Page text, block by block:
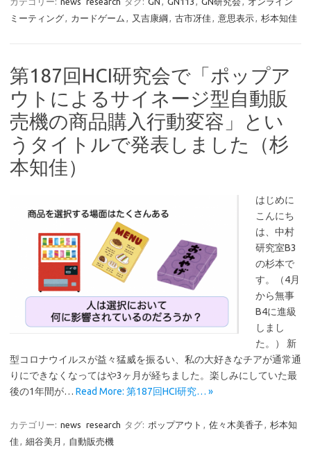
ミーティング, カードゲーム , 又吉康綱 , 古市冴佳, 意思表示, 杉本知佳
第187回HCI研究会で「ポップア
ウトによるサイネージ型自動販
売機の商品購入行動変容」とい
うタイトルで発表しました（杉
本知佳）
はじめに
こんにち
は、中村
研究室B3
の杉本で
す。（4月
から無事
B4に進級
しまし
た。） 新
型コロナウイルスが益々猛威を振るい、私の大好きなチアが通常通
りにできなくなってはや3ヶ月が経ちました。楽しみにしていた最
後の1年間が… Read More: 第187回HCI研究… »
カテゴリー: news research タグ: ポップアウト , 佐々木美香子, 杉本知
佳, 細谷美月 , 自動販売機